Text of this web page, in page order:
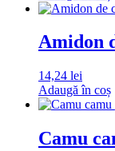
Amidon
14,24 lei
Adaugă în coș
Camu